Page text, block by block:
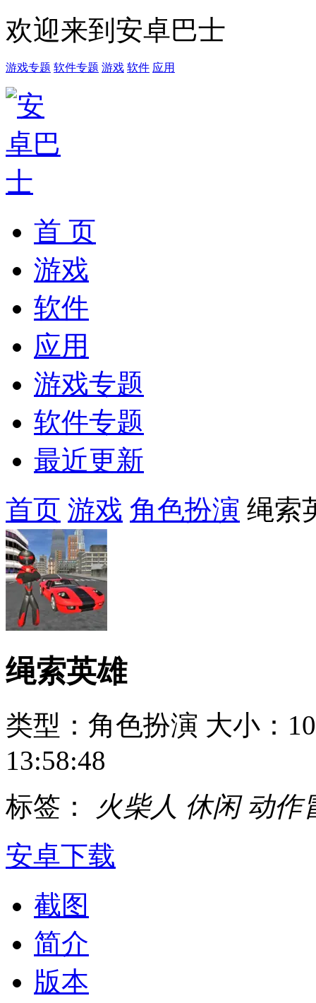
欢迎来到安卓巴士
游戏专题 软件专题 游戏 软件 应用
首 页
游戏
软件
应用
游戏专题
软件专题
最近更新
首页 游戏 角色扮演 绳索
绳索英雄
类型：角色扮演 大小：
13:58:48
标签：
火柴人 休闲 动作
安卓下载
截图
简介
版本